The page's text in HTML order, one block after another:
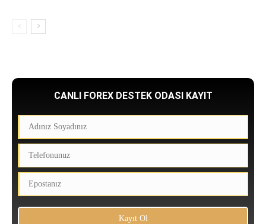
CANLI FOREX DESTEK ODASI KAYIT